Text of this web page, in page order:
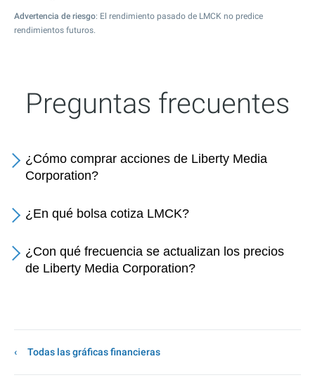
Advertencia de riesgo: El rendimiento pasado de LMCK no predice
rendimientos futuros.
Preguntas frecuentes
¿Cómo comprar acciones de Liberty Media
Corporation?
¿En qué bolsa cotiza LMCK?
¿Con qué frecuencia se actualizan los precios
de Liberty Media Corporation?
Todas las gráficas financieras